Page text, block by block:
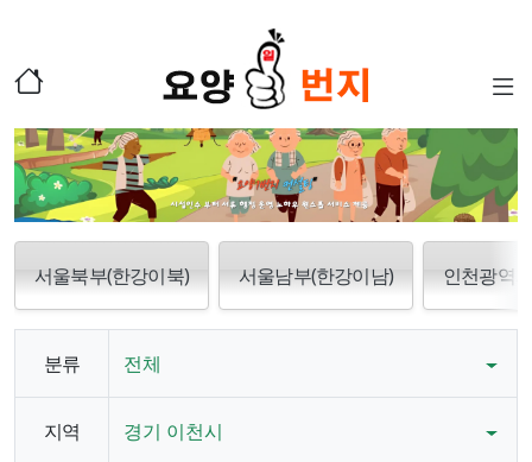
서울북부(한강이북) 서울남부(한강이남) 인천광역시
분류 전체
지역 경기 이천시